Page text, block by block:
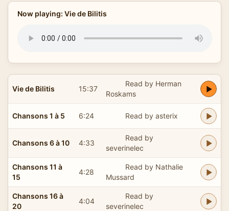
Now playing: Vie de Bilitis
Vie de Bilitis 15:37
Read by Herman
Roskams
Chansons 1 à 5 6:24 Read by asterix
Chansons 6 à 10 4:33
Read by
severinelec
Chansons 11 à
15
4:28
Read by Nathalie
Mussard
Chansons 16 à
20
4:04
Read by
severinelec